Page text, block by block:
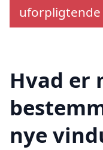
uforpligtende
Hvad er
nye